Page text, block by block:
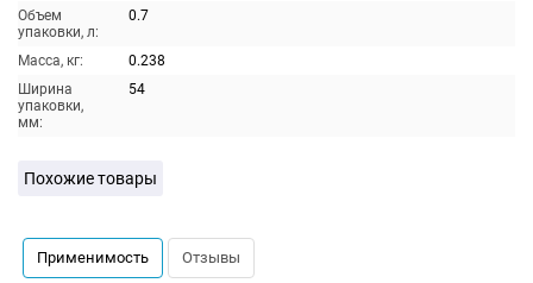
Объем
упаковки, л:
0.7
Масса, кг:
0.238
Ширина
упаковки,
мм:
54
Похожие товары
Применимость Отзывы